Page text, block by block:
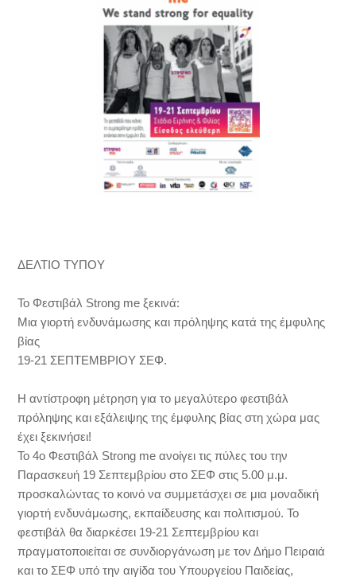
ΔΕΛΤΙΟ ΤΥΠΟΥ
Το Φεστιβάλ Strong me ξεκινά:
Μια γιορτή ενδυνάμωσης και πρόληψης κατά της έμφυλης
βίας
19-21 ΣΕΠΤΕΜΒΡΙΟΥ ΣΕΦ.
Η αντίστροφη μέτρηση για το μεγαλύτερο φεστιβάλ
πρόληψης και εξάλειψης της έμφυλης βίας στη χώρα μας
έχει ξεκινήσει!
Το 4ο Φεστιβάλ Strong me ανοίγει τις πύλες του την
Παρασκευή 19 Σεπτεμβρίου στο ΣΕΦ στις 5.00 μ.μ.
προσκαλώντας το κοινό να συμμετάσχει σε μια μοναδική
γιορτή ενδυνάμωσης, εκπαίδευσης και πολιτισμού. Το
φεστιβάλ θα διαρκέσει 19-21 Σεπτεμβρίου και
πραγματοποιείται σε συνδιοργάνωση με τον Δήμο Πειραιά
και το ΣΕΦ υπό την αιγίδα του Υπουργείου Παιδείας,